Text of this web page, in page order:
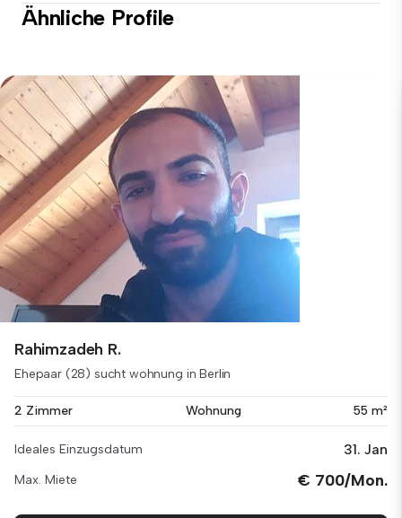
Ähnliche Profile
Rahimzadeh R.
Ehepaar (28) sucht wohnung in Berlin
2 Zimmer Wohnung 55 m²
Ideales Einzugsdatum 31. Jan
Max. Miete € 700/Mon.